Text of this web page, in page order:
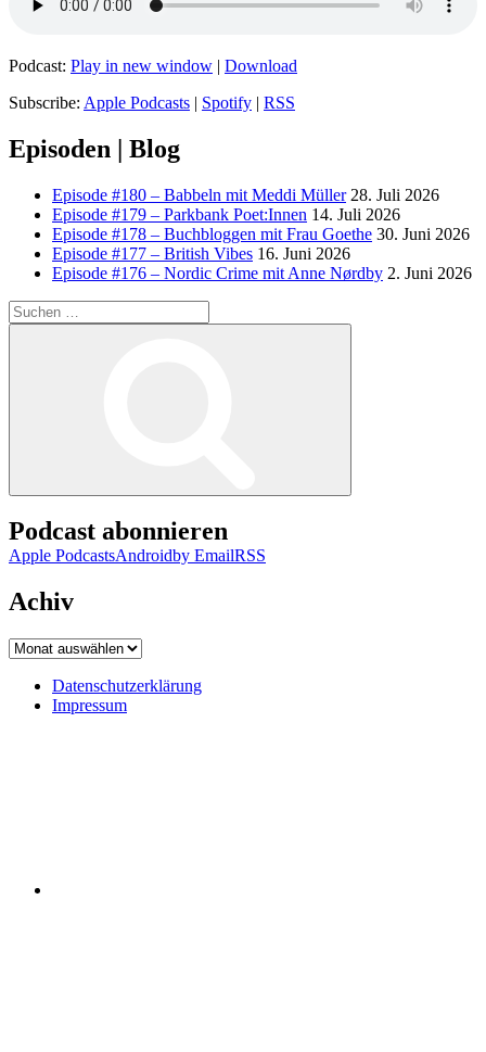
Podcast: Play in new window | Download
Subscribe: Apple Podcasts | Spotify | RSS
Episoden | Blog
Episode #180 – Babbeln mit Meddi Müller 28. Juli 2026
Episode #179 – Parkbank Poet:Innen 14. Juli 2026
Episode #178 – Buchbloggen mit Frau Goethe 30. Juni 2026
Episode #177 – British Vibes 16. Juni 2026
Episode #176 – Nordic Crime mit Anne Nørdby 2. Juni 2026
Suchen
nach:
Podcast abonnieren
Apple PodcastsAndroidby EmailRSS
Achiv
Achiv
Datenschutzerklärung
Impressum